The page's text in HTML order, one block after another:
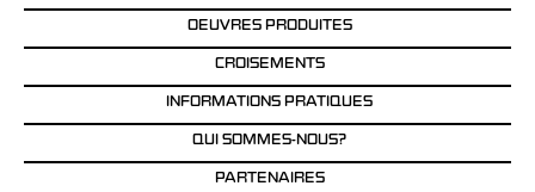
OEUVRES PRODUITES
CROISEMENTS
INFORMATIONS PRATIQUES
QUI SOMMES-NOUS?
PARTENAIRES